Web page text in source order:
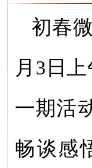
初春
月3日
一期活
畅谈感